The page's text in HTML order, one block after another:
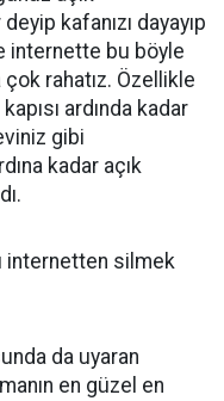
kafanızı dayayıp
internette bu böyle
rahatız. Özellikle
ardında kadar
gibi
kadar açık
internetten silmek
da uyaran
en güzel en